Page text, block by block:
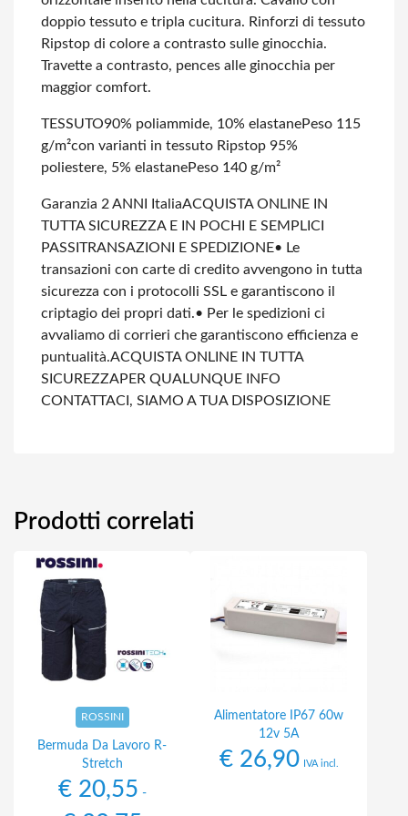
doppio tessuto e tripla cucitura. Rinforzi di tessuto
Ripstop di colore a contrasto sulle ginocchia.
Travette a contrasto, pences alle ginocchia per
maggior comfort.
TESSUTO90% poliammide, 10% elastanePeso 115
g/m²con varianti in tessuto Ripstop 95%
poliestere, 5% elastanePeso 140 g/m²
Garanzia 2 ANNI ItaliaACQUISTA ONLINE IN
TUTTA SICUREZZA E IN POCHI E SEMPLICI
PASSI TRANSAZIONI E SPEDIZIONE• Le
transazioni con carte di credito avvengono in tutta
sicurezza con i protocolli SSL e garantiscono il
criptagio dei propri dati.• Per le spedizioni ci
avvaliamo di corrieri che garantiscono efficienza e
puntualità.ACQUISTA ONLINE IN TUTTA
SICUREZZAPER QUALUNQUE INFO
CONTATTACI, SIAMO A TUA DISPOSIZIONE
Prodotti correlati
ROSSINI
Bermuda Da Lavoro R-
Stretch
€20,55 -
Alimentatore IP67 60w
12v 5A
€26,90 IVA incl.